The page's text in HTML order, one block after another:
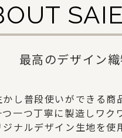
最高のデザイン
し普段使いができる商
一つ丁寧に製造しワク
ナルデザイン生地を使